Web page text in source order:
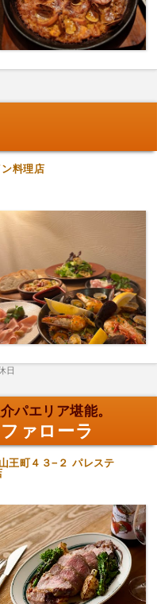
料理店
日
パエリア堪能。
ァローラ
王町４３−２ パレステ